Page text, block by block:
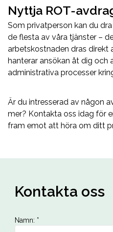
Nyttja ROT-
Som privatperson kan du
de flesta av våra tjänster –
arbetskostnaden dras direkt
hanterar ansökan åt dig och
administrativa processer
Är du intresserad av någon
mer? Kontakta oss idag för
fram emot att höra om ditt
Kontakta oss
Namn: *